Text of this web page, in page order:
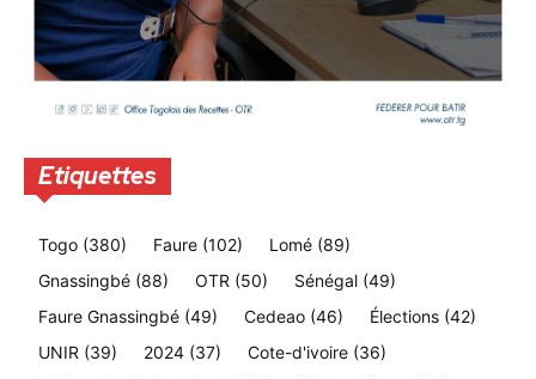
Etiquettes
Togo (380) Faure (102) Lomé (89)
Gnassingbé (88) OTR (50) Sénégal (49)
Faure Gnassingbé (49) Cedeao (46) Élections (42)
UNIR (39) 2024 (37) Cote-d'ivoire (36)